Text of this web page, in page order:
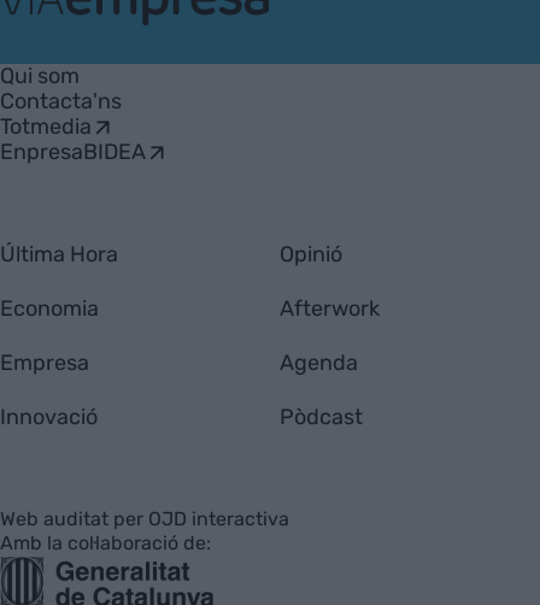
Empresa
Qui som
Contacta'ns
Totmedia
EnpresaBIDEA
Última Hora
Economia
Empresa
Innovació
Opinió
Afterwork
Agenda
Pòdcast
Web auditat per OJD interactiva
Amb la col·laboració de: